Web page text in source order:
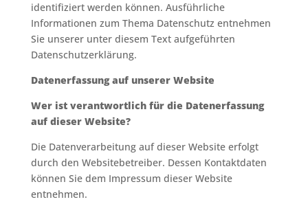
identifiziert werden können. Ausführliche
Informationen zum Thema Datenschutz entnehmen
Sie unserer unter diesem Text aufgeführten
Datenschutzerklärung.
Datenerfassung auf unserer Website
Wer ist verantwortlich für die Datenerfassung
auf dieser Website?
Die Datenverarbeitung auf dieser Website erfolgt
durch den Websitebetreiber. Dessen Kontaktdaten
können Sie dem Impressum dieser Website
entnehmen.